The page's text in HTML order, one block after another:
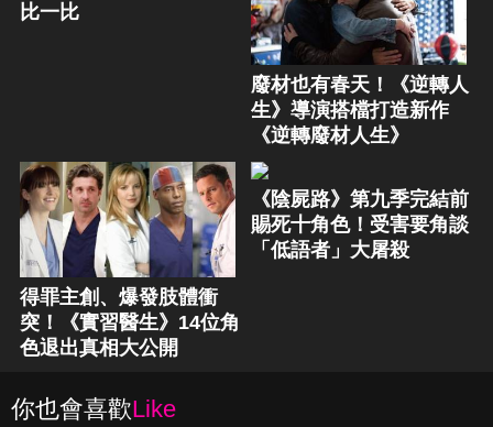
比一比
廢材也有春天！《逆轉人
生》導演搭檔打造新作
《逆轉廢材人生》
得罪主創、爆發肢體衝
突！《實習醫生》14位角
色退出真相大公開
《陰屍路》第九季完結前
賜死十角色！受害要角談
「低語者」大屠殺
你也會喜歡Like